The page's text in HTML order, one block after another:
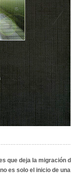
que deja la
es solo el inicio de